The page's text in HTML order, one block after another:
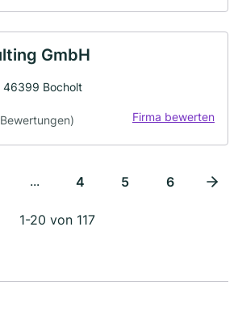
GmbH
46399 Bocholt
Firma bewerten
... 4 5 6
1-20 von 117